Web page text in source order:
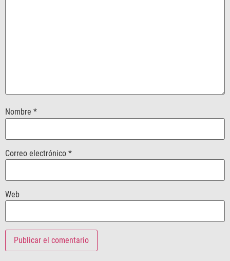
Nombre *
Correo electrónico *
Web